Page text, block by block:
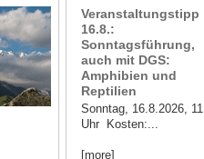
Veranstaltungstipp
16.8.:
Sonntagsführung,
auch mit DGS:
Amphibien und
Reptilien
Sonntag, 16.8.2026, 11
Uhr Kosten:...
[more]